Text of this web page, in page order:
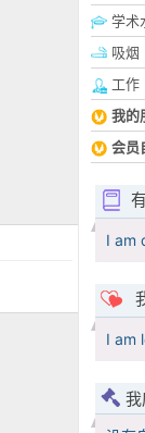
学术
吸烟
工作
我的
会员
I am
I am